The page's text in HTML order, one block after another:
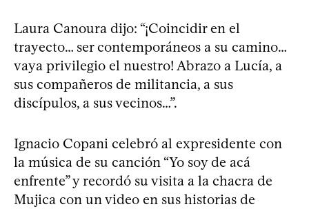
Laura Canoura dijo: “¡Coincidir en el
trayecto… ser contemporáneos a su camino…
vaya privilegio el nuestro! Abrazo a Lucía, a
sus compañeros de militancia, a sus
discípulos, a sus vecinos…”.
Ignacio Copani celebró al expresidente con
la música de su canción “Yo soy de acá
enfrente” y recordó su visita a la chacra de
Mujica con un video en sus historias de